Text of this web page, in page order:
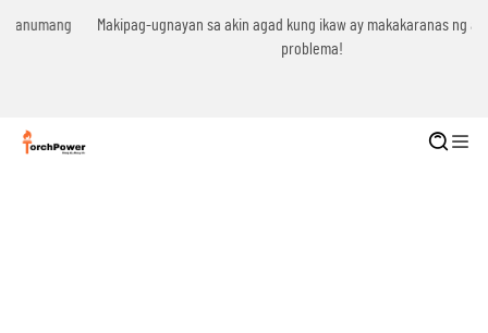
Makipag-ugnayan sa akin agad kung ikaw ay makakaranas ng anumang